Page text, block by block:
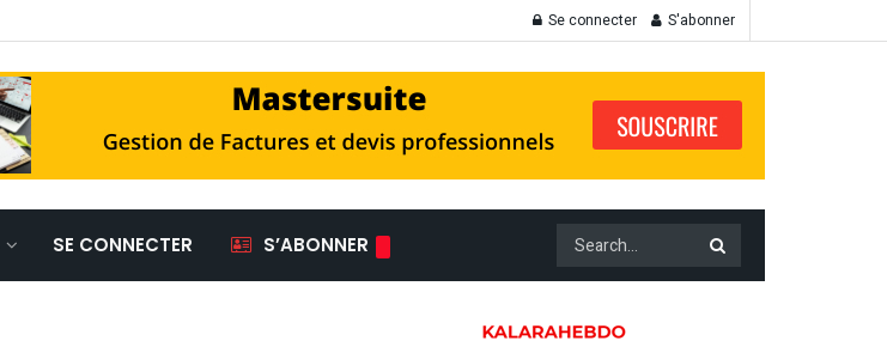
Se connecter S'abonner
SE CONNECTER S’ABONNER